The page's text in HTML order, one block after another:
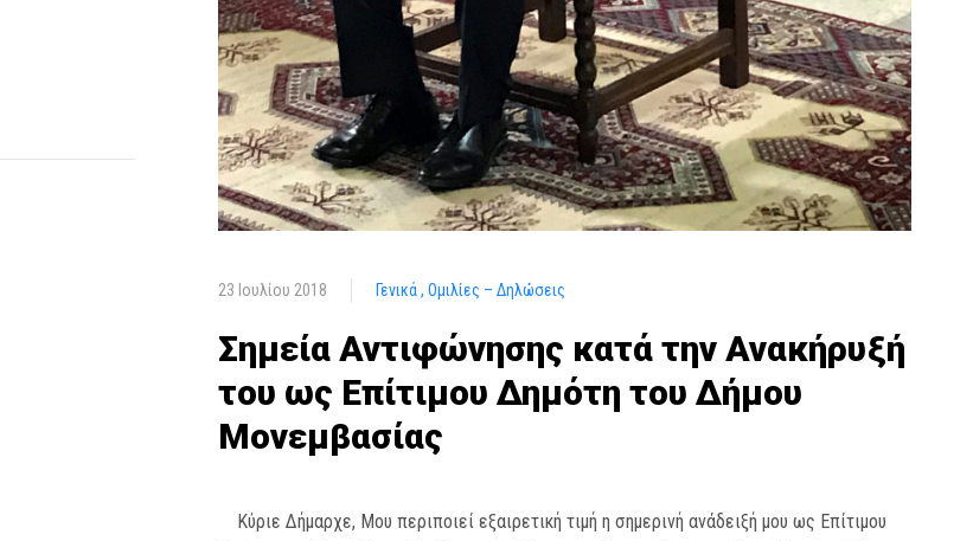
23 Ιουλίου 2018 Γενικά Ομιλίες – Δηλώσεις
Σημεία Αντιφώνησης κατά την Ανακήρυξή
του ως Επίτιμου Δημότη του Δήμου
Μονεμβασίας
Κύριε Δήμαρχε, Μου περιποιεί εξαιρετική τιμή η σημερινή ανάδειξή μου ως Επίτιμου